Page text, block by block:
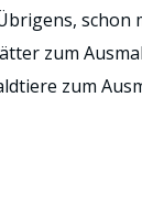
schon
zum
zum